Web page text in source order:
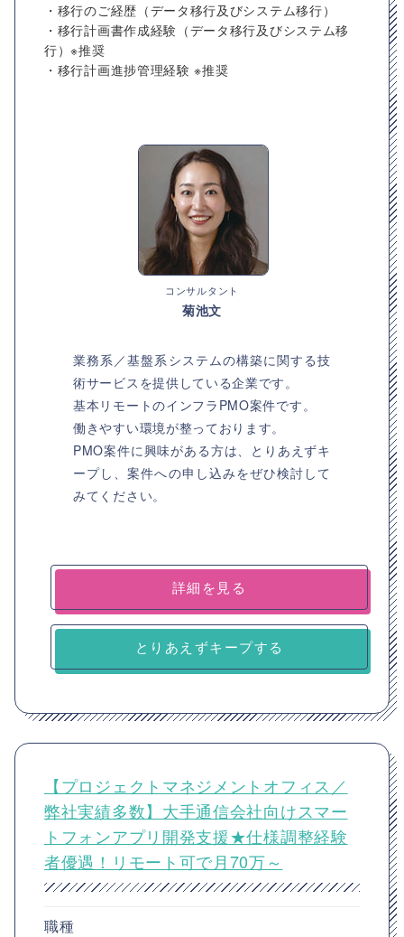
・移行のご経歴（データ移行及びシステム移行）
・移行計画書作成経験（データ移行及びシステム移
行）※推奨
・移行計画進捗管理経験 ※推奨
コンサルタント
菊池文
業務系／基盤系システムの構築に関する技
術サービスを提供している企業です。
基本リモートのインフラPMO案件です。
働きやすい環境が整っております。
PMO案件に興味がある方は、とりあえずキ
ープし、案件への申し込みをぜひ検討して
みてください。
詳細を見る
とりあえずキープする
【プロジェクトマネジメントオフィス／
弊社実績多数】大手通信会社向けスマー
トフォンアプリ開発支援★仕様調整経験
者優遇！リモート可で月70万～
職種